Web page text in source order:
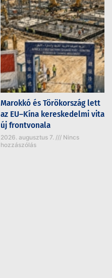
Marokkó és Törökország lett
az EU–Kína kereskedelmi vita
új frontvonala
2026. augusztus 7.
Nincs
hozzászólás